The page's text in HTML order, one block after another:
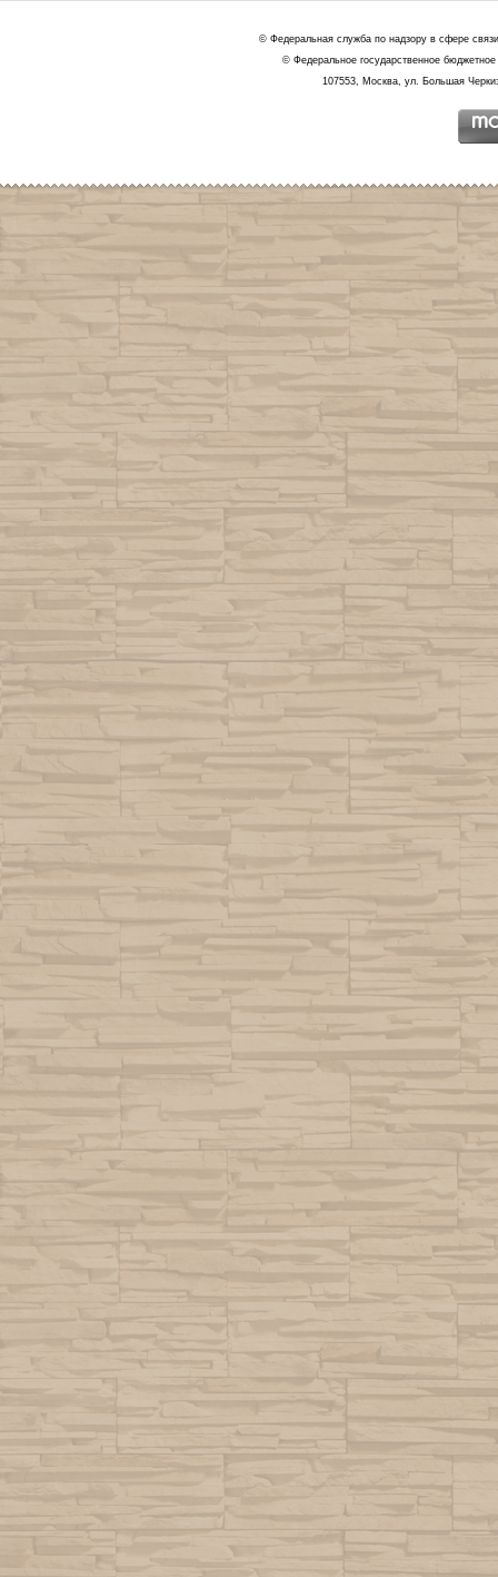
© Федеральная служба по надзору в сфере
© Федеральное государственное
107553, Москва, ул. Большая